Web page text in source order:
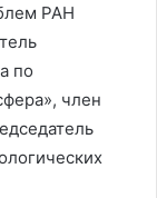
РАН
по
член